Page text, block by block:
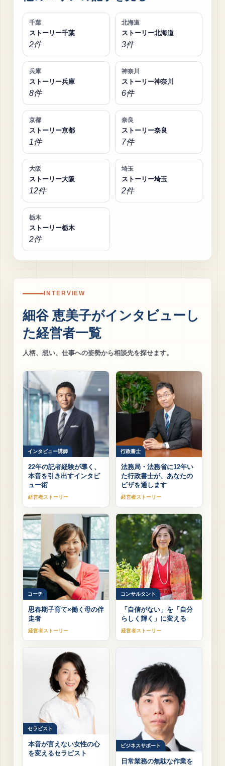
千葉
ストーリー千葉
2件
北海道
ストーリー北海道
3件
兵庫
ストーリー兵庫
8件
神奈川
ストーリー神奈川
6件
京都
ストーリー京都
1件
奈良
ストーリー奈良
7件
大阪
ストーリー大阪
12件
埼玉
ストーリー埼玉
2件
栃木
ストーリー栃木
2件
INTERVIEW
細谷 恵美子がインタビューし
た経営者一覧
人柄、想い、仕事への姿勢から相談先を探せます。
インタビュー講師
22年の記者経験が導く、
本音を引き出すインタビ
ュー術
経営者ストーリー
行政書士
法務局・法務省に12年い
た行政書士が、あなたの
ビザを通します
経営者ストーリー
コーチ
思春期子育て×働く母の伴
走者
経営者ストーリー
コンサルタント
「自信がない」を「自分
らしく輝く」に変える
経営者ストーリー
セラピスト
本音が言えない女性の心
を変えるセラピスト
ビジネスサポート
日常業務の無駄な作業を